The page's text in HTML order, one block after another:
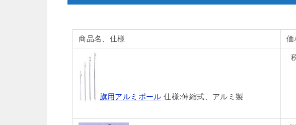
商品名、仕様 価
旗用アルミポール 仕様:伸縮式、アルミ製